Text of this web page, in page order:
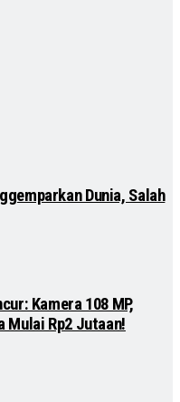
Dunia, Salah
Kamera 108 MP,
Mulai Rp2 Jutaan!